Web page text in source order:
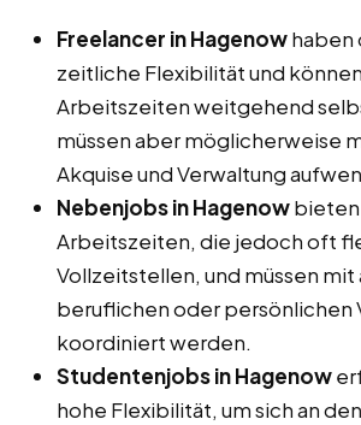
Freelancer in Hagenowhaben
zeitliche Flexibilität und
Arbeitszeiten weitgehend
müssen aber möglicherweise
Akquise und Verwaltung
Nebenjobs in Hagenow
Arbeitszeiten, die jedoch oft
Vollzeitstellen, und müssen mit
beruflichen oder persönlichen
koordiniert werden.
Studentenjobs in Hagenow
hohe Flexibilität, um sich an